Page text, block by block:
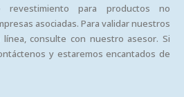
revestimiento para productos no
asociadas. Para validar nuestros
consulte con nuestro asesor. Si
y estaremos encantados de